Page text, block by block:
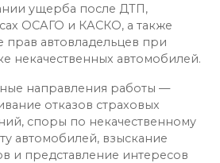
ущерба после ДТП,
ОСАГО и КАСКО, а также
прав автовладельцев при
некачественных автомобилей.
направления работы —
отказов страховых
споры по некачественному
автомобилей, взыскание
и представление интересов